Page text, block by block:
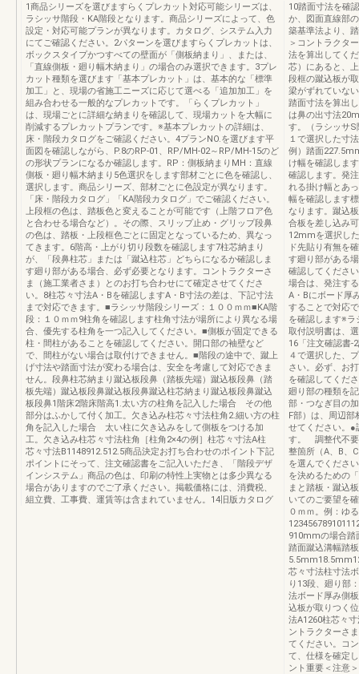
1商品シリーズを選びますらくプレカット対応可能シリーズは、
ラシッサ階段・KA階段となります。商品シリーズによって、色
設定・対応可能プランが異なります。カタログ、システム入力
にてご確認ください。2パターンを選びますらくプレカットは、
ボックスタイプかつすべての壁面が「側板納まり」、または、
「直線側板・廻り幅木納まり」の場合のみ選択できます。3プレ
カット種類を選びます「基本プレカット」は、基本的な「標準
加工」と、現場の省施工ニーズに応じて選べる「追加加工」を
組み合わせる一般的なプレカットです。「らくプレカット」
は、現場ごとに詳細な納まりを確認して、現場カットを大幅に
削減するプレカットプランです。※基本プレカットの詳細は、
床・階段カタログをご確認ください。4プランNO.を選びます平
面図を確認しながら、P.8のRP-01、RP/MH-02～RP/MH-15のど
の形状プランになるか確認します。RP：側板納まりMH：直線
側板・廻り幅木納まり5色選択をします部材ごとに色を確認し、
選択します。商品シリーズ、部材ごとに色設定が異なります。
「床・階段カタログ」「KA階段カタログ」でご確認ください。
上段框の色は、踏板色と変えることが可能です（上階フロア色
と合わせる場合など）。その際、スリップ止め・グリップ段鼻
の色は、踏板・上段框色ごとに固定となっているため、異なっ
てきます。6階高・上がり切り段数を確認します7柱芯納まり
が、「段鼻柱芯」または「蹴込柱芯」どちらになるか確認しま
す廻り部がある場合、必ず必要となります。コントラクターさ
ま（施工業者さま）とのお打ち合わせにて確定させてくださ
い。8柱芯々寸法A・Bを確認しますA・B寸法の差は、下記寸法
まで対応できます。■ラシッサ階段シリーズ：１００ｍｍ■KA階
段：１０ｍｍ9柱角を確認します柱角寸法が場所により異なる場
合、優先する柱角を一つ記入してください。■側板が固定できる
柱・間柱があることを確認してください。開口部の袖壁など
で、間柱がない場合は取付けできません。■階段の途中で、蹴上
げ寸法や踏面寸法が変わる場合は、安全を考慮して対応できま
せん。段鼻柱芯納まり蹴込板段鼻（踏板先端）蹴込板段鼻（踏
板先端）蹴込板段鼻蹴込板段鼻蹴込柱芯納まり蹴込板段鼻蹴込
板段鼻1階床2階床階高1.太い方の柱角を記入した場合 その他
部分はふかして付く加工。欠き込み柱芯々寸法柱角2.細い方の柱
角を記入した場合 太い柱に欠き込みをして側板をつける加
工。欠き込み柱芯々寸法柱角［柱角2×4の例］柱芯々寸法A柱
芯々寸法B1148912.512.5商品決定お打ち合わせのポイント下記
ポイントにそって、注文確認書をご記入いただき、「階段デザ
インシステム」商品の色は、印刷の特性上実物とは多少異なる
場合がありますのでご了承ください。掲載価格には、消費税、
組立費、工事費、運賃等は含まれていません。14旧版カタログ
10踏面寸法を確
か、図面直線部
築基準法より、
＞コントラクタ
法を算出してく
芯）にあると、
段框の蹴込板が
梁がずれていな
踏面寸法を算出
は鼻の出寸法
す。（ラシッサ
１で選択した寸
例）踏面
け幅を確認しま
確認します。発
れる掛け幅とあ
幅を確認します
なります。蹴込
合板を差し込み
12mmを選択し
ド先貼り有無を
す廻り部がある
確認してくださ
場合は、発注す
A・Bにボード厚
することで対応
を確認します※ラ
取付説明書は、
16「注文確認書-
４で選択した、
さい。必ず、お
を確認してくだ
廻り部の種類を
部・つなぎ目の
F部）は、周辺
せてください。●
す。 調整代不
整箇所（A、B、
を選んでくださ
を決めるための
まと踏板・蹴込
いてのご要望を
０ｍｍ。例：ゆ
910mmの場合踏
踏面蹴込溝幅踏
芯々寸法柱寸法
り13段、廻り部
法ボード厚み側
込板が取りつく
法A1260柱芯々
ントラクターさ
てください。コ
て、仕様を確定
ント重要＜注意